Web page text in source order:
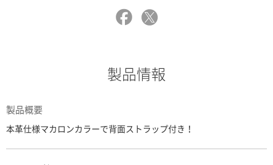
製品情報
製品概要
本革仕様マカロンカラーで背面ストラップ付き！